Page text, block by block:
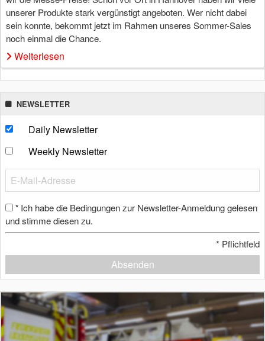
unserer Produkte stark vergünstigt angeboten. Wer nicht dabei
sein konnte, bekommt jetzt im Rahmen unseres Sommer-Sales
noch einmal die Chance.
Weiterlesen
NEWSLETTER
Daily Newsletter
Weekly Newsletter
* Ich habe die Bedingungen zur Newsletter-Anmeldung gelesen
und stimme diesen zu.
* Pflichtfeld
Absenden